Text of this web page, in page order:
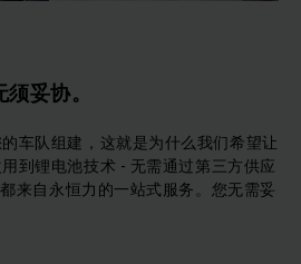
妥协。
车队组建，这就是为什么我们希望让
到锂电池技术 - 无需通过第三方供应
来自永恒力的一站式服务。您无需妥